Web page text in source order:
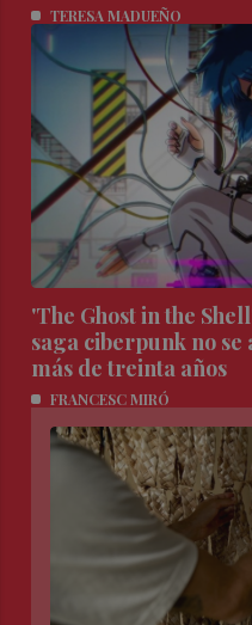
TERESA MADUEÑO
'The Ghost in the
saga ciberpunk no
más de treinta años
FRANCESC MIRÓ